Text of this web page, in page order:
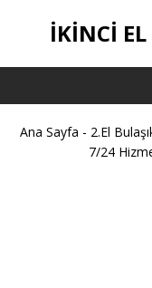
IKINCI
Ana Sayfa - 2.El
7/24